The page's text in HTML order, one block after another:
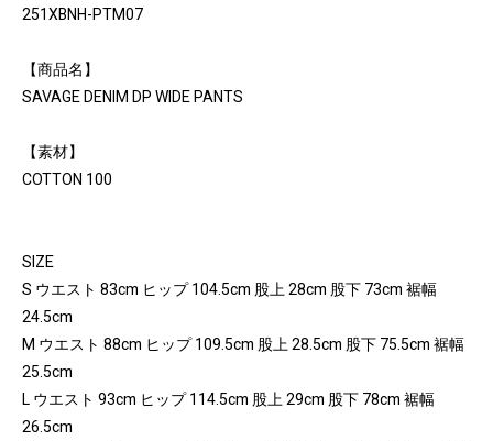
251XBNH-PTM07
【商品名】
SAVAGE DENIM DP WIDE PANTS
【素材】
COTTON 100
SIZE
S ウエスト 83cm ヒップ 104.5cm 股上 28cm 股下 73cm 裾幅
24.5cm
M ウエスト 88cm ヒップ 109.5cm 股上 28.5cm 股下 75.5cm 裾幅
25.5cm
L ウエスト 93cm ヒップ 114.5cm 股上 29cm 股下 78cm 裾幅
26.5cm